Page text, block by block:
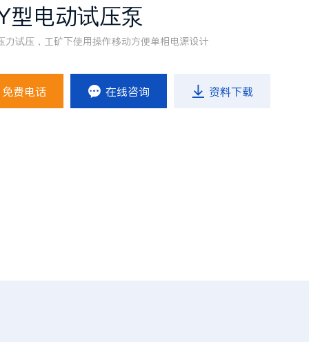
型电动试压泵
力试压，工矿下使用操作移动方便单相电源设计
免费电话  在线咨询  资料下载